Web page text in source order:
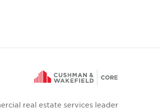
real estate services leader